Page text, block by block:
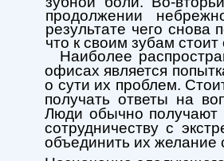
продолжении
результате чего снова
что к своим зубам
Наиболее
офисах является
о сути их проблем.
получать ответы на
Люди обычно получают
сотрудничеству с
объединить их желание